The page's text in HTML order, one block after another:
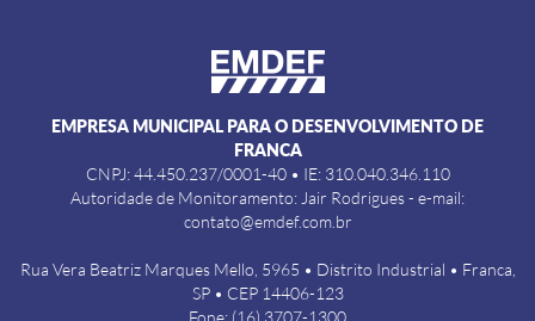
EMPRESA MUNICIPAL PARA O DESENVOLVIMENTO DE
FRANCA
CNPJ: 44.450.237/0001-40 • IE: 310.040.346.110
Autoridade de Monitoramento: Jair Rodrigues - e-mail:
contato@emdef.com.br
Rua Vera Beatriz Marques Mello, 5965 • Distrito Industrial • Franca,
SP • CEP 14406-123